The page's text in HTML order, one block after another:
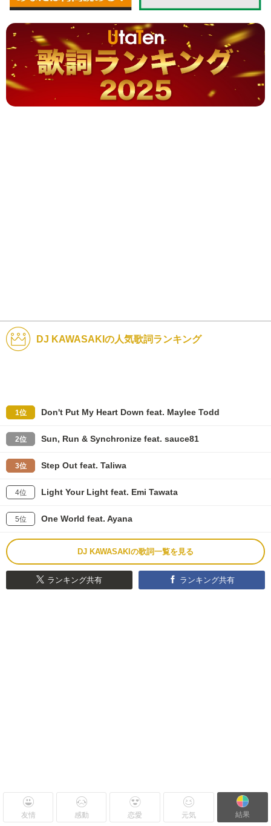
DJ KAWASAKIの人気歌詞ランキング
1位 Don't Put My Heart Down feat. Maylee Todd
2位 Sun, Run & Synchronize feat. sauce81
3位 Step Out feat. Taliwa
4位 Light Your Light feat. Emi Tawata
5位 One World feat. Ayana
DJ KAWASAKIの歌詞一覧を見る
ランキング共有 ランキング共有
友情 感動 恋愛 元気 結果